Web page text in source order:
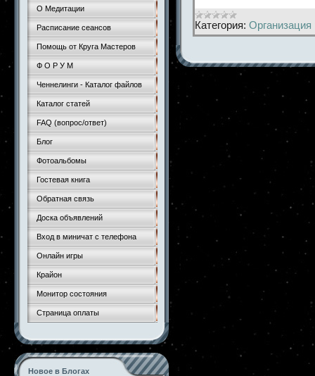
О Медитации
Расписание сеансов
Помощь от Круга Мастеров
Ф О Р У М
Ченнелинги - Каталог файлов
Каталог статей
FAQ (вопрос/ответ)
Блог
Фотоальбомы
Гостевая книга
Обратная связь
Доска объявлений
Вход в миничат с телефона
Онлайн игры
Крайон
Монитор состояния
Страница оплаты
Новое в Блогах
Категория: